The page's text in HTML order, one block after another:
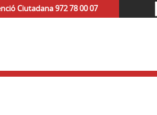
Ciutadana 972 78 00 07